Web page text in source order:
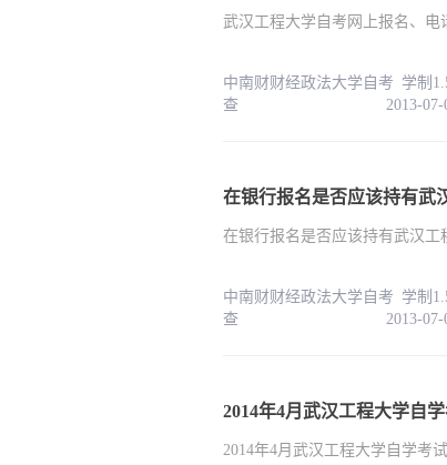
武汉工程大学自考网上报名、
中南财财经政法大学自考 学制
查 2013-07-
在银行报名是否应该持有武
在银行报名是否应该持有武汉工
中南财财经政法大学自考 学制
查 2013-07-
2014年4月武汉工程大学自
2014年4月武汉工程大学自学考